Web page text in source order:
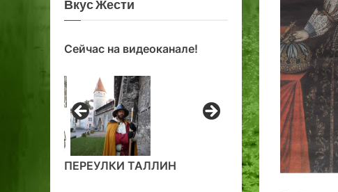
Вкус Жести
Сейчас на видеоканале!
ПЕРЕУЛКИ ТАЛЛИН